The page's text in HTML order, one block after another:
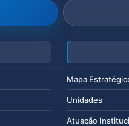
Mapa
Unidades
Atuação